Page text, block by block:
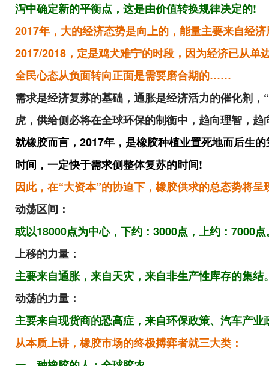
泻中确定新的平衡点 ， 这是由价值转换规律决定的!
2017年，大的经济态势是向上的，能量主要来自经
2017/2018，定是鸡犬难宁的时段，因为经济已从
全民心态从负面转向正面是需要磨合期的……
需求是经济复苏的基础，通胀是经济活力的催化剂
虎，供给侧必将在全球环保的制衡中，趋向理智，趋
就橡胶而言，2017年，是橡胶种植业置死地而后生
时间，一定快于需求侧整体复苏的时间!
因此，在“大资本”的协迫下，橡胶供求的总态势将
动荡区间：
或以18000点为中心，下约：3000点，上约：7000点
上移的力量：
主要来自通胀，来自天灾，来自非生产性库存的集结
动荡的力量：
主要来自现货商的恐高症，来自环保政策、汽车产
从本质上讲，橡胶市场的终极搏弈者就三大类：